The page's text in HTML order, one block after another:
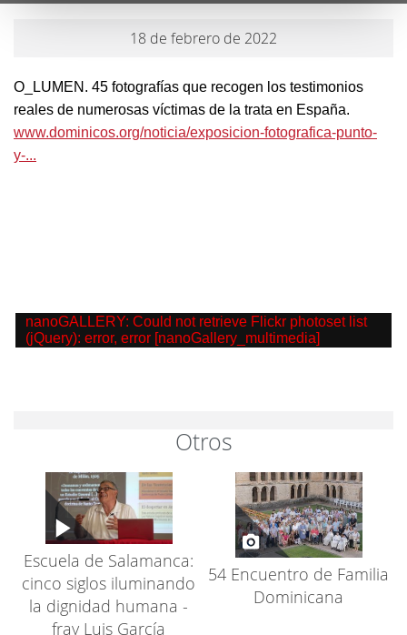
18 de febrero de 2022
O_LUMEN. 45 fotografías que recogen los testimonios
reales de numerosas víctimas de la trata en España.
www.dominicos.org/noticia/exposicion-fotografica-punto-
y-...
nanoGALLERY: Could not retrieve Flickr photoset list
(jQuery): error, error [nanoGallery_multimedia]
Otros
Escuela de Salamanca:
cinco siglos iluminando
la dignidad humana -
fray Luis García
54 Encuentro de Familia
Dominicana